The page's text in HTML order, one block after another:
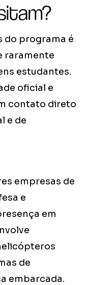
do programa é
raramente
estudantes.
oficial e
contato direto
e de
empresas de
e
em
de
embarcada.